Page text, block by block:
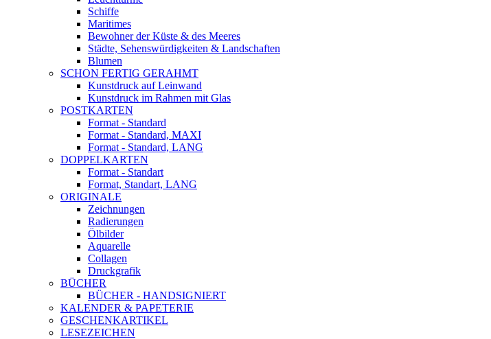
Schiffe
Maritimes
Bewohner der Küste & des Meeres
Städte, Sehenswürdigkeiten & Landschaften
Blumen
SCHON FERTIG GERAHMT
Kunstdruck auf Leinwand
Kunstdruck im Rahmen mit Glas
POSTKARTEN
Format - Standard
Format - Standard, MAXI
Format - Standard, LANG
DOPPELKARTEN
Format - Standart
Format, Standart, LANG
ORIGINALE
Zeichnungen
Radierungen
Ölbilder
Aquarelle
Collagen
Druckgrafik
BÜCHER
BÜCHER - HANDSIGNIERT
KALENDER & PAPETERIE
GESCHENKARTIKEL
LESEZEICHEN